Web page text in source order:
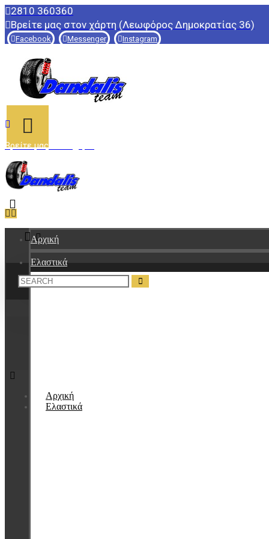
2810 360360
Βρείτε μας στον χάρτη (Λεωφόρος Δημοκρατίας 36)
Facebook Messenger Instagram
Αρχική
Ελαστικά
Βρείτε μας στον χάρτη
Αρχική
Ελαστικά